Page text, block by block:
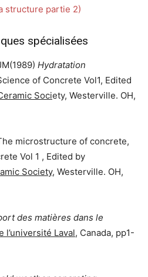
structure partie 2)
spécialisées
Hydratation
of Concrete Vol1, Edited
Society, Westerville. OH,
microstructure of concrete,
Vol 1 , Edited by
Society, Westerville. OH,
des matières dans le
l’université Laval, Canada, pp1-